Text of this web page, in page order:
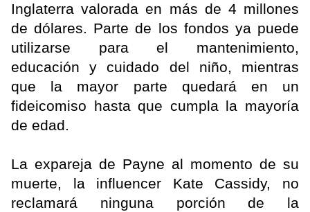
Inglaterra valorada en más de 4 millones
de dólares. Parte de los fondos ya puede
utilizarse para el mantenimiento,
educación y cuidado del niño, mientras
que la mayor parte quedará en un
fideicomiso hasta que cumpla la mayoría
de edad.
La expareja de Payne al momento de su
muerte, la influencer Kate Cassidy, no
reclamará ninguna porción de la